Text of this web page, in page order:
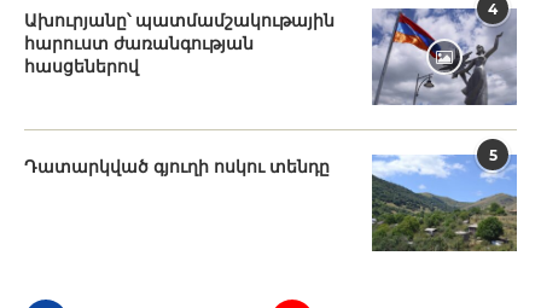
4
Ախուրյանը՝ պատմամշակութային
հարուստ ժառանգության
հասցեներով
5
Դատարկված գյուղի ոսկու տենդը